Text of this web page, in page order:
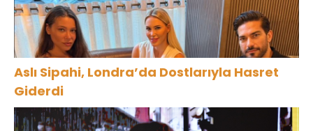
Aslı Sipahi, Londra’da Dostlarıyla Hasret
Giderdi